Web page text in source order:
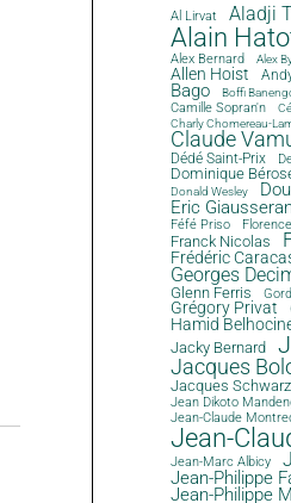
Al Lirvat Aladji
Alain
Alex Bernard Alex
Allen Hoist
Bago Boffi
Camille Sopran'n
Charly Chomereau-
Claude
Dédé Saint-Prix
Dominique
Donald Wesley
Eric
Féfé Priso
Franck Nicolas
Frédéric
Georges
Glenn Ferris
Grégory Privat
Hamid
Jacky Bernard
Jacques
Jacques
Jean Dikoto
Jean-Claude
Jean-
Jean-Marc Albicy
Jean-Philippe
Jean-Philippe